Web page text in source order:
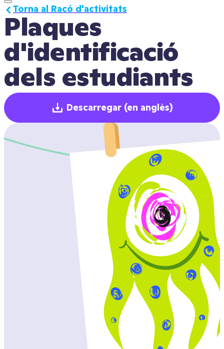
Plaques
d'identificació
dels estudiants
Torna al Racó d'activitats
Descarregar (en anglès)